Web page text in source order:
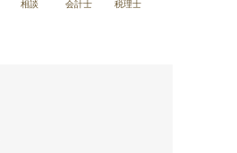
相談
会計士
税理士